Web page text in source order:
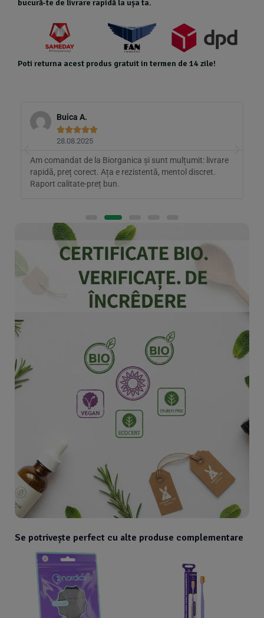
bucură-te de livrare rapidă la ușa ta.
Poti returna acest produs gratuit in termen de 14 zile!
Buica A.

28.08.2025
Am comandat de la Biorganica și sunt mulțumit: livrare
rapidă, preț corect. Ața e rezistentă, mentol discret.
Raport calitate-preț bun.
Se potrivește perfect cu alte produse complementare